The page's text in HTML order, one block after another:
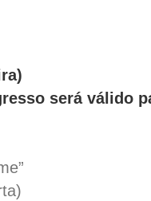
será válido